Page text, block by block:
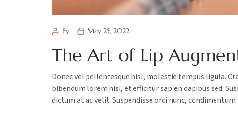
The Art of Lip
Donec vel pellentesque nisl, molestie tempus ligula.
bibendum lorem nisi, et efficitur sapien dapibus sed.
dictum at ac velit. Suspendisse orci nunc,
By May 25, 2022